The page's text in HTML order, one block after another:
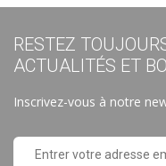
RESTEZ
ACTUALITÉS ET
Inscrivez-vous à notre